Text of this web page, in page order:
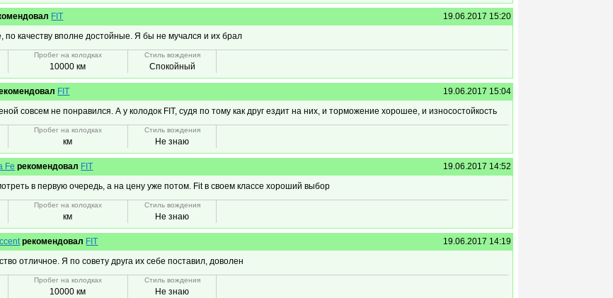
FIT 19.06.2017 15:20
качеству вполне достойные. Я бы не мучался и их брал
Пробег на колодках
10000 км
Стиль вождения
Спокойный
FIT 19.06.2017 15:04
совсем не понравился. А у колодок FIT, судя по тому как друг ездит на них, и торможение хорошее, и износостойкость
Пробег на колодках
км
Стиль вождения
Не знаю
Fe рекомендовал FIT 19.06.2017 14:52
в первую очередь, а на цену уже потом. Fit в своем классе хороший выбор
Пробег на колодках
км
Стиль вождения
Не знаю
рекомендовал FIT 19.06.2017 14:19
отличное. Я по совету друга их себе поставил, доволен
Пробег на колодках
10000 км
Стиль вождения
Не знаю